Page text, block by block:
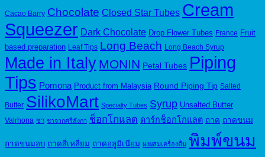
Cacao Barry Chocolate Closed Star Tubes Cream
Squeezer Dark Chocolate Drop Flower Tubes France Fruit
based preparation Leaf Tips Long Beach Long Beach Syrup
Made in Italy MONIN Petal Tubes Piping
Tips Pomona Product from Malaysia Round Piping Tip Salted
Butter SilikoMart Specialty Tubes Syrup Unsalted Butter
Valrhona ชา ชาจากศรีลังกา ช็อกโกแลต ดาร์กช็อกโกแลต ถาด ถาดขนม
ถาดขนมอบ ถาดสี่เหลี่ยม ถาดอลูมิเนียม ผงผสมเครื่องดื่ม พิมพ์ขนม